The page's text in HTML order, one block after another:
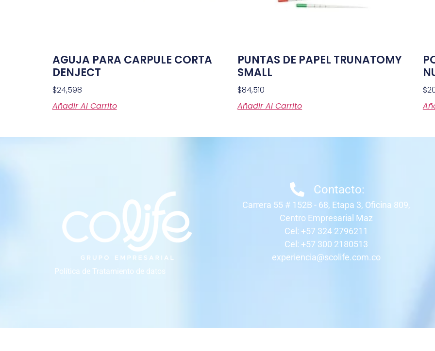
AGUJA PARA CARPULE CORTA
DENJECT
$24,598
Añadir Al Carrito
PUNTAS DE PAPEL TRUNATOMY
SMALL
$84,510
Añadir Al Carrito
$
Política de Tratamiento de datos
Contacto:
Carrera 55 # 152B - 68, Etapa 3, Oficina 809,
Centro Empresarial Maz
Cel: +57 324 2796211
Cel: +57 300 2180513
experiencia@scolife.com.co